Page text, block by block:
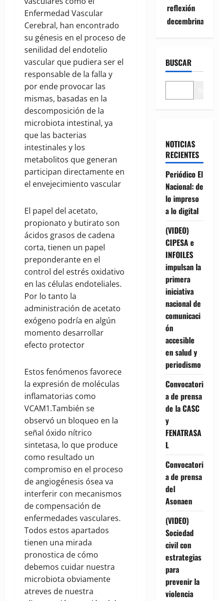
Enfermedad Vascular
Cerebral, han encontrado
su génesis en el proceso de
senilidad del endotelio
vascular que pudiera ser el
responsable de la falla y
por ende provocar las
mismas, basadas en la
descomposición de la
microbiota intestinal, ya
que las bacterias
intestinales y los
metabolitos que generan
participan directamente en
el envejecimiento vascular
El papel del acetato,
propionato y butirato son
ácidos grasos de cadena
corta, tienen un papel
preponderante en el
control del estrés oxidativo
en las células endoteliales.
Por lo tanto la
administración de acetato
exógeno podría en algún
momento desarrollar
efecto protector
Estos fenómenos favorece
la expresión de moléculas
inflamatorias como
VCAM1.También se
observó un bloqueo en la
señal óxido nítrico
sintetasa, lo que produce
como resultado un
compromiso en el proceso
de angiogénesis ósea va
interferir con mecanismos
de compensación de
enfermedades vasculares.
Todos estos apartados
tienen una mirada
pronostica de cómo
debemos cuidar nuestra
microbiota obviamente
atreves de nuestra
reflexión
decembrina
BUSCAR
NOTICIAS
RECIENTES
Periódico El
Nacional: de
lo impreso
a lo digital
(VIDEO)
CIPESA e
INFOILES
impulsan la
primera
iniciativa
nacional de
comunicaci
ón
accesible
en salud y
periodismo
Convocatori
a de prensa
de la CASC
y
FENATRASA
L
Convocatori
a de prensa
del
Asonaen
(VIDEO)
Sociedad
civil con
estrategias
para
prevenir la
violencia